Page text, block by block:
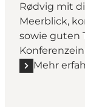
Rødvig mit
Meerblick,
sowie guten
Mehr
Mehr